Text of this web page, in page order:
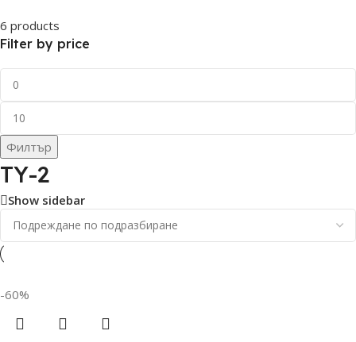
6 products
Filter by price
Филтър
TY-2
Show sidebar
-60%